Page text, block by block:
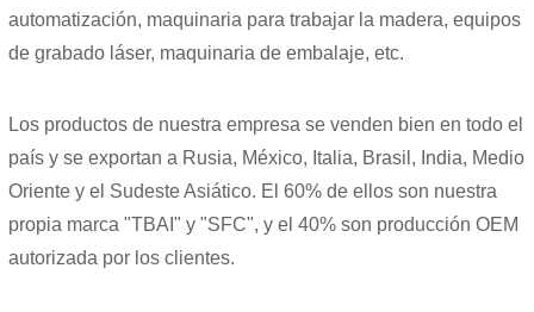
automatización, maquinaria para trabajar la madera, equipos
de grabado láser, maquinaria de embalaje, etc.
Los productos de nuestra empresa se venden bien en todo el
país y se exportan a Rusia, México, Italia, Brasil, India, Medio
Oriente y el Sudeste Asiático. El 60% de ellos son nuestra
propia marca "TBAI" y "SFC", y el 40% son producción OEM
autorizada por los clientes.